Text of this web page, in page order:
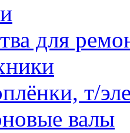
для
т/
валы